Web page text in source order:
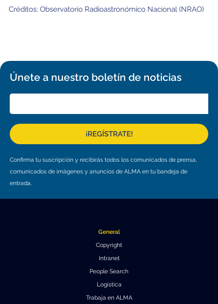
Grabaciones
Logística de carteles
SOC / LOC
Asistentes
Lugar y Alojamiento
Transporte
Registro
Noticias
Créditos: Observatorio Radioastronómico Nacional (NRAO)
Únete a nuestro boletín de noticias
¡REGÍSTRATE!
Confirma tu suscripción y recibirás todos los comunicados de prensa,
comunicados de imágenes y anuncios de ALMA en tu bandeja de
entrada.
General
Copyright
Intranet
People Search
Logística
Trabaja en ALMA